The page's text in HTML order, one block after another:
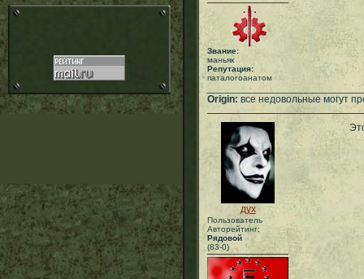
Звание:
маньяк
Репутация:
паталогоанатом
Origin: все недовольные могут
дух
Пользователь
Авторейтинг:
Рядовой
(83-0)